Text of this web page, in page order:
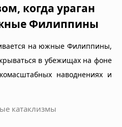
когда ураган
Филиппины
на южные Филиппины,
в убежищах на фоне
наводнениях и
катаклизмы